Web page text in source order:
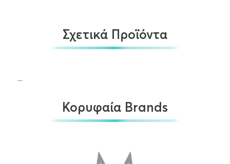
Σχετικά Προϊόντα
L'Oreal Professionnel Progressive Treatment Keratin Alpha…
Κορυφαία Brands